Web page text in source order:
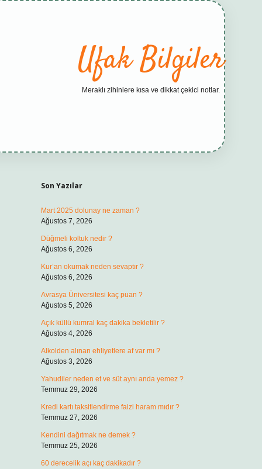
Ufak Bilgiler
Meraklı zihinlere kısa ve dikkat çekici notlar.
Son Yazılar
Mart 2025 dolunay ne zaman ?
Ağustos 7, 2026
Düğmeli koltuk nedir ?
Ağustos 6, 2026
Kur’an okumak neden sevaptır ?
Ağustos 6, 2026
Avrasya Üniversitesi kaç puan ?
Ağustos 5, 2026
Açık küllü kumral kaç dakika bekletilir ?
Ağustos 4, 2026
Alkolden alınan ehliyetlere af var mı ?
Ağustos 3, 2026
Yahudiler neden et ve süt aynı anda yemez ?
Temmuz 29, 2026
Kredi kartı taksitlendirme faizi haram mıdır ?
Temmuz 27, 2026
Kendini dağıtmak ne demek ?
Temmuz 25, 2026
60 derecelik açı kaç dakikadır ?